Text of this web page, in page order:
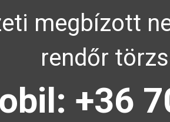
megbízott
rendőr
+36